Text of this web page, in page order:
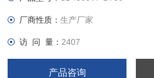
厂商性质：生产厂家
访 问 量： 2407
产品咨询